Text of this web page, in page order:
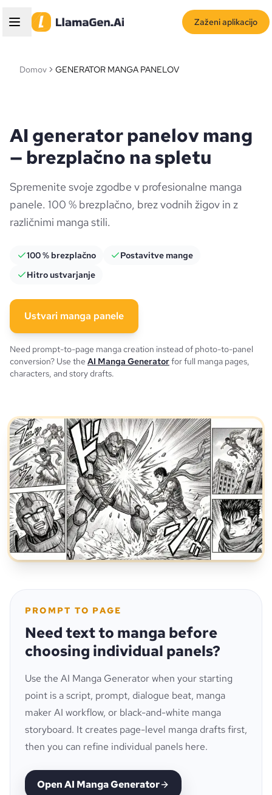
Zaženi aplikacijo
Domov GENERATOR MANGA PANELOV
AI generator panelov mang
— brezplačno na spletu
Spremenite svoje zgodbe v profesionalne manga
panele. 100 % brezplačno, brez vodnih žigov in z
različnimi manga stili.
100 % brezplačno
Postavitve mange
Hitro ustvarjanje
Ustvari manga panele
Need prompt-to-page manga creation instead of photo-to-panel
conversion? Use the AI Manga Generatorfor full manga pages,
characters, and story drafts.
PROMPT TO PAGE
Need text to manga before
choosing individual panels?
Use the AI Manga Generator when your starting
point is a script, prompt, dialogue beat, manga
maker AI workflow, or black-and-white manga
storyboard. It creates page-level manga drafts first,
then you can refine individual panels here.
Open AI Manga Generator